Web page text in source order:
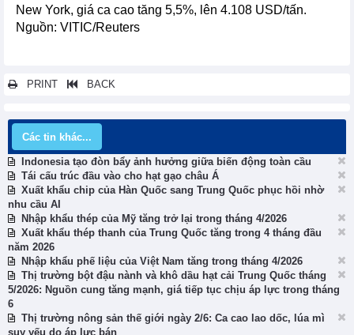
New York, giá ca cao tăng 5,5%, lên 4.108 USD/tấn.
Nguồn: VITIC/Reuters
PRINT BACK
Các tin khác...
Indonesia tạo đòn bẩy ảnh hưởng giữa biến động toàn cầu
Tái cấu trúc đầu vào cho hạt gạo châu Á
Xuất khẩu chip của Hàn Quốc sang Trung Quốc phục hồi nhờ
nhu cầu AI
Nhập khẩu thép của Mỹ tăng trở lại trong tháng 4/2026
Xuất khẩu thép thanh của Trung Quốc tăng trong 4 tháng đầu
năm 2026
Nhập khẩu phế liệu của Việt Nam tăng trong tháng 4/2026
Thị trường bột đậu nành và khô dầu hạt cải Trung Quốc tháng
5/2026: Nguồn cung tăng mạnh, giá tiếp tục chịu áp lực trong tháng
6
Thị trường nông sản thế giới ngày 2/6: Ca cao lao dốc, lúa mì
suy yếu do áp lực bán